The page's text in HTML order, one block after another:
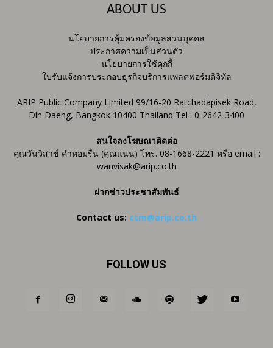
ABOUT US
นโยบายการคุ้มครองข้อมูลส่วนบุคคล
ประกาศความเป็นส่วนตัว
นโยบายการใช้คุกกี้
ใบรับแจ้งการประกอบธุรกิจบริการแพลตฟอร์มดิจิทัล
ARIP Public Company Limited 99/16-20 Ratchadapisek Road,
Din Daeng, Bangkok 10400 Thailand Tel : 0-2642-3400
สนใจลงโฆษณาติดต่อ
คุณวันวิสาข์ คำหอมรื่น (คุณแนน) โทร. 08-1668-2221 หรือ email :
wanvisak@arip.co.th
ฝากข่าวประชาสัมพันธ์
Contact us: ctm@arip.co.th
FOLLOW US